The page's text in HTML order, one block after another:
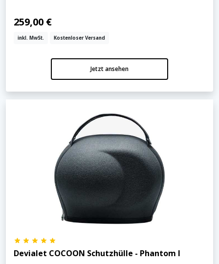
259,00 €
inkl. MwSt. Kostenloser Versand
Jetzt ansehen
Devialet COCOON Schutzhülle - Phantom I